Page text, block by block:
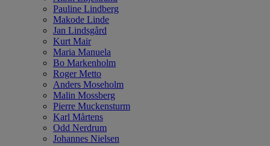
Pauline Lindberg
Makode Linde
Jan Lindsgård
Kurt Mair
Maria Manuela
Bo Markenholm
Roger Metto
Anders Moseholm
Malin Mossberg
Pierre Muckensturm
Karl Mårtens
Odd Nerdrum
Johannes Nielsen